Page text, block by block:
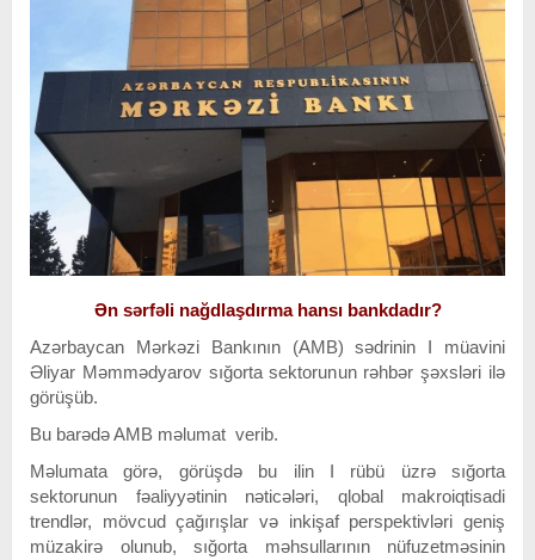
Ən sərfəli nağdlaşdırma hansı bankdadır?
Azərbaycan Mərkəzi Bankının (AMB) sədrinin I müavini
Əliyar Məmmədyarov sığorta sektorunun rəhbər şəxsləri ilə
görüşüb.
Bu barədə AMB məlumat verib.
Məlumata görə, görüşdə bu ilin I rübü üzrə sığorta
sektorunun fəaliyyətinin nəticələri, qlobal makroiqtisadi
trendlər, mövcud çağırışlar və inkişaf perspektivləri geniş
müzakirə olunub, sığorta məhsullarının nüfuzetməsinin